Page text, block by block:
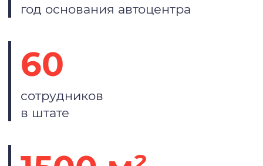
год основания автоцентра
60
сотрудников
в штате